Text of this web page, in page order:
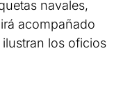
navales,
acompañado
los oficios